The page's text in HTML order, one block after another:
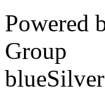
Powered
Group